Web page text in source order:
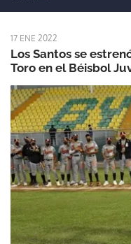
17 ENE 2022
Los Santos se
Toro en el Béisbol